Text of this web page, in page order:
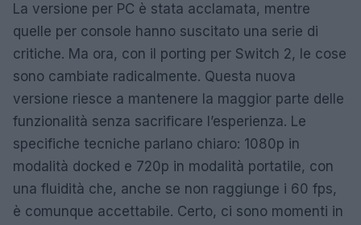
La versione per PC è stata acclamata, mentre
quelle per console hanno suscitato una serie di
critiche. Ma ora, con il porting per Switch 2, le cose
sono cambiate radicalmente. Questa nuova
versione riesce a mantenere la maggior parte delle
funzionalità senza sacrificare l’esperienza. Le
specifiche tecniche parlano chiaro: 1080p in
modalità docked e 720p in modalità portatile, con
una fluidità che, anche se non raggiunge i 60 fps,
è comunque accettabile. Certo, ci sono momenti in